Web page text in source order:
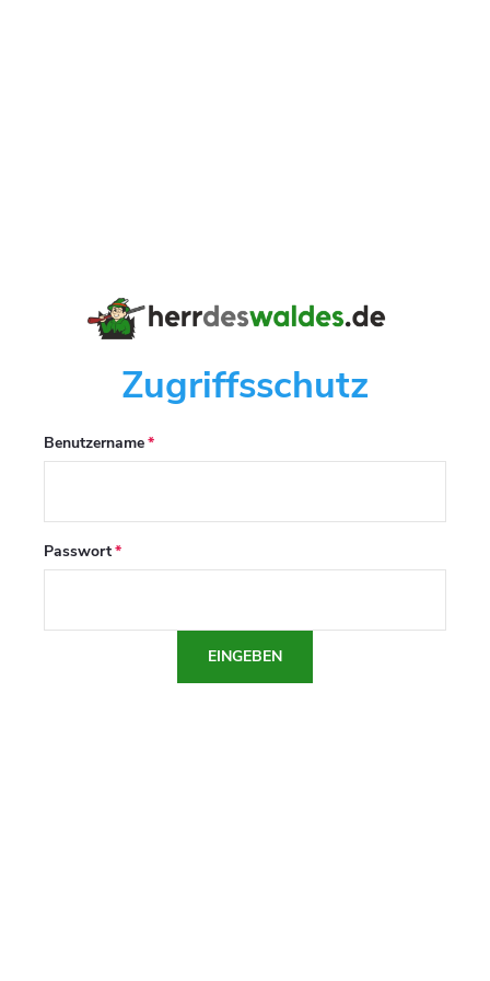
Zugriffsschutz
Benutzername
Passwort
EINGEBEN